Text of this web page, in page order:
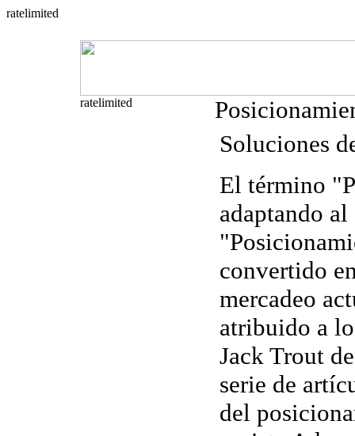
Soluciones
El término "
adaptando
"
convertido
mercadeo
atribuido a
Jack Trout
serie de
del